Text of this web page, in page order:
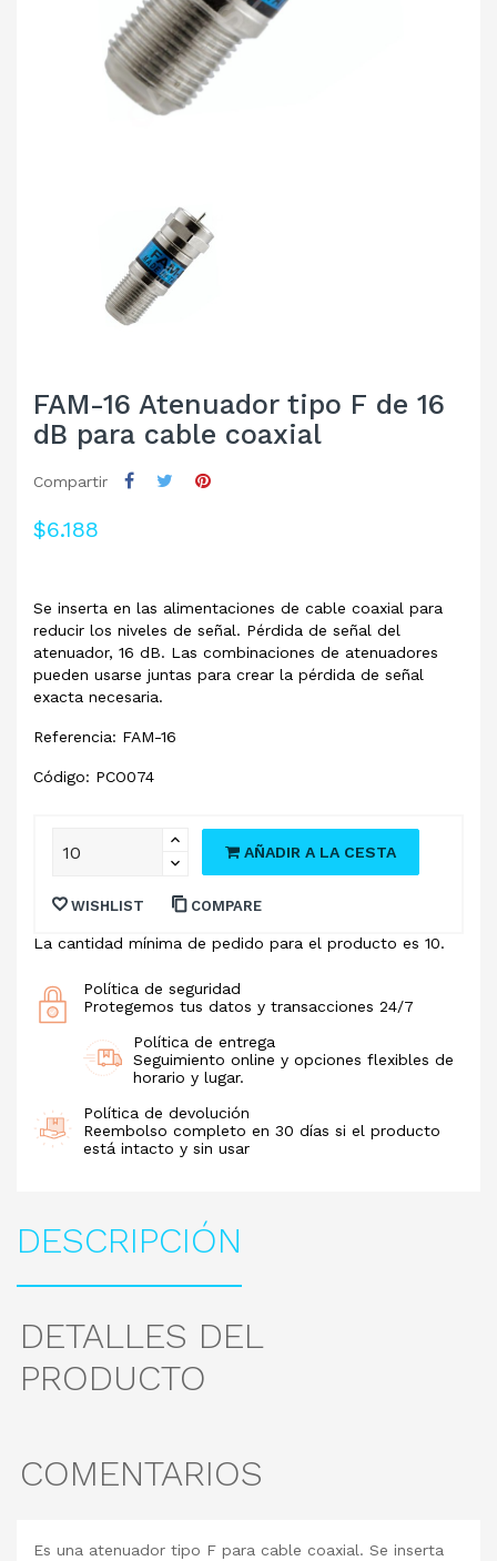
FAM-16 Atenuador tipo F de 16
dB para cable coaxial
Compartir
$6.188
Se inserta en las alimentaciones de cable coaxial para
reducir los niveles de señal. Pérdida de señal del
atenuador, 16 dB. Las combinaciones de atenuadores
pueden usarse juntas para crear la pérdida de señal
exacta necesaria.
Referencia: FAM-16
Código: PCO074
AÑADIR A LA CESTA
WISHLIST COMPARE
La cantidad mínima de pedido para el producto es 10.
Política de seguridad
Protegemos tus datos y transacciones 24/7
Política de entrega
Seguimiento online y opciones flexibles de
horario y lugar.
Política de devolución
Reembolso completo en 30 días si el producto
está intacto y sin usar
DESCRIPCIÓN
DETALLES DEL
PRODUCTO
COMENTARIOS
Es una atenuador tipo F para cable coaxial. Se inserta